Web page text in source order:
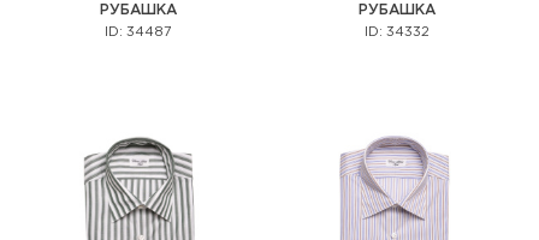
РУБАШКА
ID: 34487
РУБАШКА
ID: 34332